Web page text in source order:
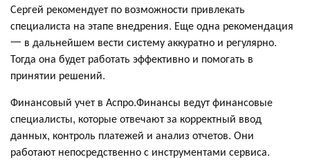
Сергей рекомендует по возможности привлекать
специалиста на этапе внедрения. Еще одна рекомендация
一 в дальнейшем вести систему аккуратно и регулярно.
Тогда она будет работать эффективно и помогать в
принятии решений.
Финансовый учет в Аспро.Финансы ведут финансовые
специалисты, которые отвечают за корректный ввод
данных, контроль платежей и анализ отчетов. Они
работают непосредственно с инструментами сервиса.